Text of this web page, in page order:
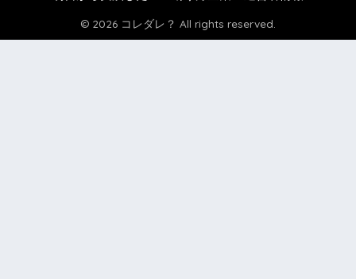
© 2026 コレダレ？ All rights reserved.